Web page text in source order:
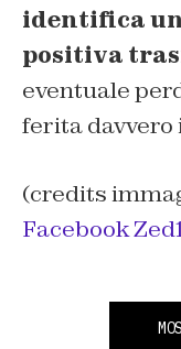
identifica
positiva
eventuale
ferita
(credits
Facebook